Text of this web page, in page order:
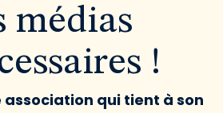
médias
!
qui tient à son